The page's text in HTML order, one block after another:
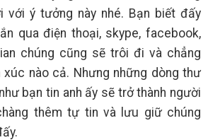
với ý tưởng này nhé. Bạn biết đấy
qua điện thoại, skype, facebook,
chúng cũng sẽ trôi đi và chẳng
nào cả. Nhưng những dòng thư
bạn tin anh ấy sẽ trở thành người
thêm tự tin và lưu giữ chúng